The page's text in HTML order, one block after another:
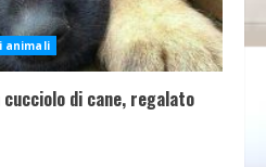
animali
di cane, regalato